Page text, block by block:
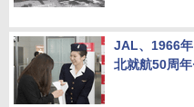
JAL、1966
北就航50周